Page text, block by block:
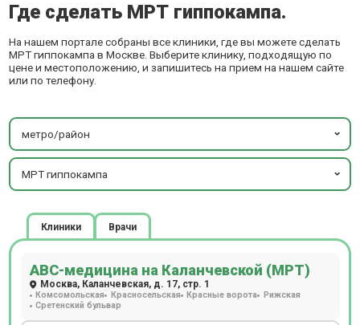
Где сделать МРТ гиппокампа.
На нашем портале собраны все клиники, где вы можете сделать
МРТ гиппокампа в Москве. Выберите клинику, подходящую по
цене и местоположению, и запишитесь на прием на нашем сайте
или по телефону.
метро/район
МРТ гиппокампа
Клиники Врачи
АВС-медицина на Каланчевской (МРТ)
Москва, Каланчевская, д. 17, стр. 1
Комсомольская Красносельская Красные ворота
Рижская
Сретенский бульвар